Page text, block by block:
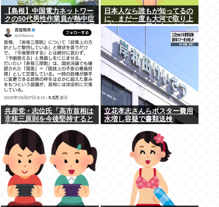
【島根】中国電力ネットワー
クの50代男性作業員が熱中症
の疑いで死亡 鉄塔の保守作業
後に倒れる 邑南町
日本人なら誰もが知ってるの
に、まだ一度も大河で取り上
げられてない歴史上の人物
共産党・志位氏「高市首相は
非核三原則を今後堅持すると
言わない！」
立花孝志さんらポスター費用
水増し容疑で書類送検